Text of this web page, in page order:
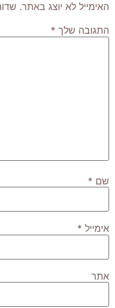
האימייל לא יוצג באתר.
התגובה שלך *
שם *
אימייל *
אתר